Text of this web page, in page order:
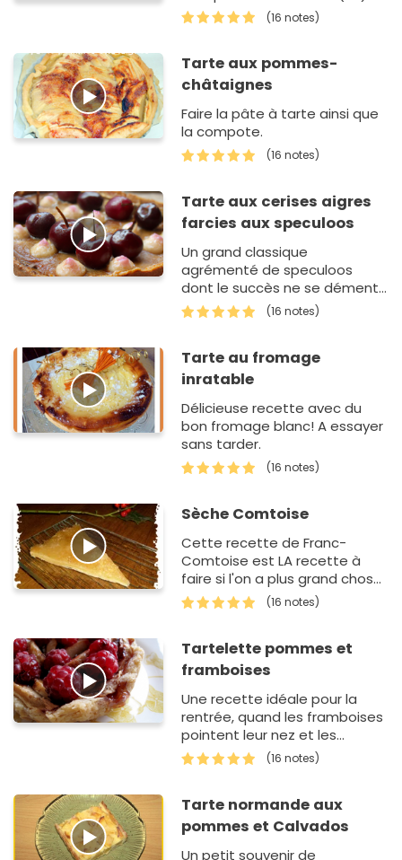
(16 notes)
Tarte aux pommes-
châtaignes
Faire la pâte à tarte ainsi que
la compote.
(16 notes)
Tarte aux cerises aigres
farcies aux speculoos
Un grand classique
agrémenté de speculoos
dont le succès ne se dément
jamais
(16 notes)
Tarte au fromage
inratable
Délicieuse recette avec du
bon fromage blanc! A essayer
sans tarder.
(16 notes)
Sèche Comtoise
Cette recette de Franc-
Comtoise est LA recette à
faire si l'on a plus grand chose
dans ses placards, que l'on est
fauché ou si l'on veut
(16 notes)
Tartelette pommes et
framboises
Une recette idéale pour la
rentrée, quand les framboises
pointent leur nez et les
pommes se colorent.
(16 notes)
Tarte normande aux
pommes et Calvados
Un petit souvenir de